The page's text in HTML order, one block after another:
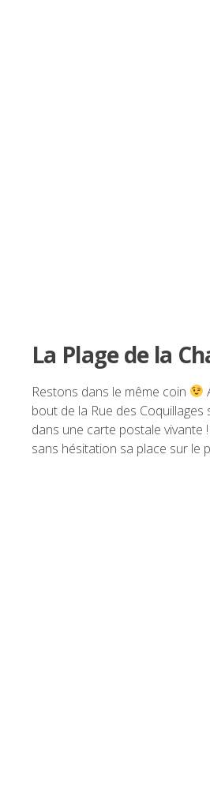
La Plage de la
Restons dans le même coin
bout de la Rue des Coquillages
dans une carte postale vivante
sans hésitation sa place sur le